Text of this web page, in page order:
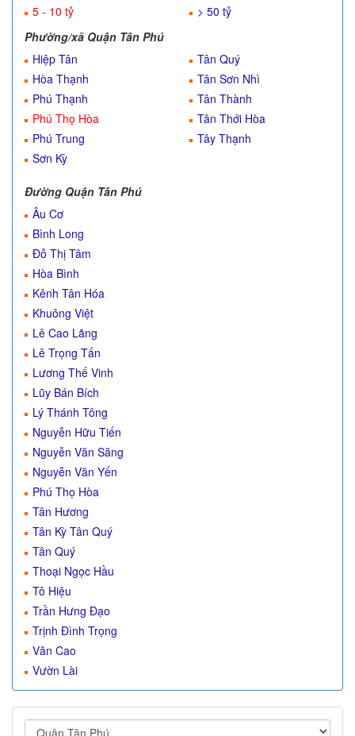
5 - 10 tỷ
> 50 tỷ
Phường/xã Quận Tân Phú
Hiệp Tân
Hòa Thạnh
Phú Thạnh
Phú Thọ Hòa
Phú Trung
Sơn Kỳ
Tân Quý
Tân Sơn Nhì
Tân Thành
Tân Thới Hòa
Tây Thạnh
Đường Quận Tân Phú
Âu Cơ
Bình Long
Đỗ Thị Tâm
Hòa Bình
Kênh Tân Hóa
Khuông Việt
Lê Cao Lãng
Lê Trọng Tấn
Lương Thế Vinh
Lũy Bán Bích
Lý Thánh Tông
Nguyễn Hữu Tiến
Nguyễn Văn Săng
Nguyễn Văn Yến
Phú Thọ Hòa
Tân Hương
Tân Kỳ Tân Quý
Tân Quý
Thoại Ngọc Hầu
Tô Hiệu
Trần Hưng Đạo
Trịnh Đình Trọng
Văn Cao
Vườn Lài